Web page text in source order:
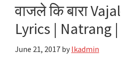
वाजले कि बारा
Lyrics | Natrang
June 21, 2017 by lkadmin